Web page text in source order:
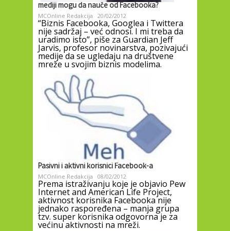
mediji mogu da nauče od Facebooka?
MCOnline Redakcija 20/02/2012
“Biznis Facebooka, Googlea i Twittera
nije sadržaj – već odnosi. I mi treba da
uradimo isto”, piše za Guardian Jeff
Jarvis, profesor novinarstva, pozivajući
medije da se ugledaju na društvene
mreže u svojim biznis modelima.
Pasivni i aktivni korisnici Facebook-a
MCOnline Redakcija 08/02/2012
Prema istraživanju koje je objavio Pew
Internet and American Life Project,
aktivnost korisnika Facebooka nije
jednako raspoređena – manja grupa
tzv. super korisnika odgovorna je za
većinu aktivnosti na mreži.